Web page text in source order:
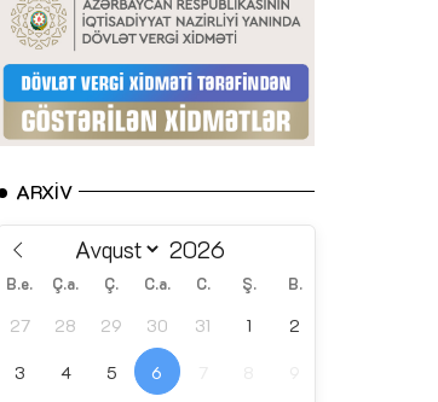
ARXIV
B.e. Ç.a. Ç. C.a. C. Ş. B.
27 28 29 30 31 1 2
3 4 5 6